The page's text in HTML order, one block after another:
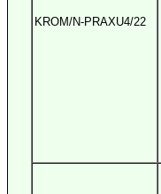
KROM/N-PRAXU4/22